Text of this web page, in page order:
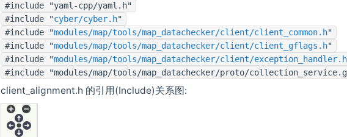
#include "yaml-cpp/yaml.h"
#include "cyber/cyber.h"
#include "modules/map/tools/map_datachecker/client/client_common.h"
#include "modules/map/tools/map_datachecker/client/client_gflags.h"
#include "modules/map/tools/map_datachecker/client/exception_handler.h
#include "modules/map/tools/map_datachecker/proto/
client_alignment.h 的引用(Include)关系图: